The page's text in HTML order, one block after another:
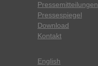
Pressemitteilungen
Pressespiegel
Download
Kontakt
English